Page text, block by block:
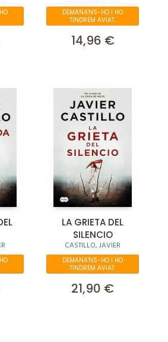
DEMANA'NS-HO I HO
TINDREM AVIAT.
14,96 €
LA GRIETA DEL
SILENCIO
CASTILLO, JAVIER
DEMANA'NS-HO I HO
TINDREM AVIAT.
21,90 €